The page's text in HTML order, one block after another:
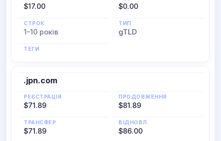
$17.00 $0.00
СТРОК
1–10 років
ТИП
gTLD
ТЕГИ
.jpn.com
РЕЄСТРАЦІЯ
$71.89
ПРОДОВЖЕННЯ
$81.89
ТРАНСФЕР
$71.89
ВІДНОВЛ.
$86.00